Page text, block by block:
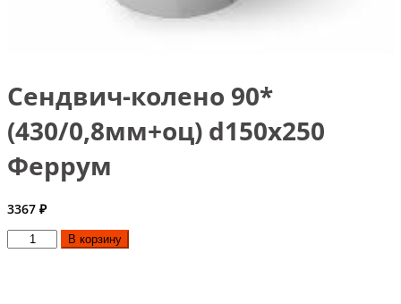
Сендвич-колено 90*
(430/0,8мм+оц) d150х250
Феррум
3367 ₽
Количество
товара
В корзину